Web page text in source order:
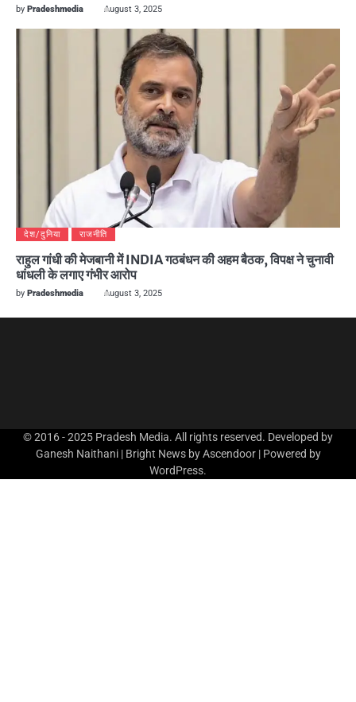
by Pradeshmedia August 3, 2025
देश/दुनिया राजनीति
राहुल गांधी की मेजबानी में INDIA गठबंधन की अहम बैठक, विपक्ष ने चुनावी
धांधली के लगाए गंभीर आरोप
by Pradeshmedia August 3, 2025
© 2016 - 2025 Pradesh Media. All rights reserved. Developed by
Ganesh Naithani | Bright News byAscendoor| Powered by
WordPress.